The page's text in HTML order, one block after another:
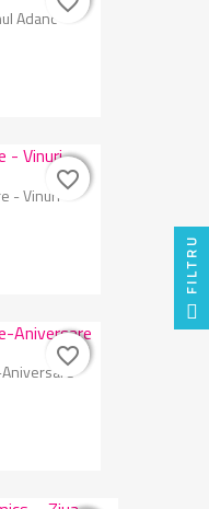
Adanc
- Vinuri
favorite_border
favorite_border
favorite_border
favorite_border
FILTRU